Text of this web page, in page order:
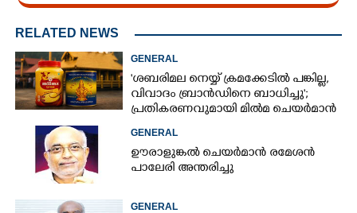
RELATED NEWS
GENERAL
'ശബരിമല നെയ്യ് ക്രമക്കേടിൽ പങ്കില്ല,
വിവാദം ബ്രാൻഡിനെ ബാധിച്ചു';
പ്രതികരണവുമായി മിൽമ ചെയർമാൻ
GENERAL
ഊരാളുങ്കൽ ചെയർമാൻ രമേശൻ
പാലേരി അന്തരിച്ചു
GENERAL